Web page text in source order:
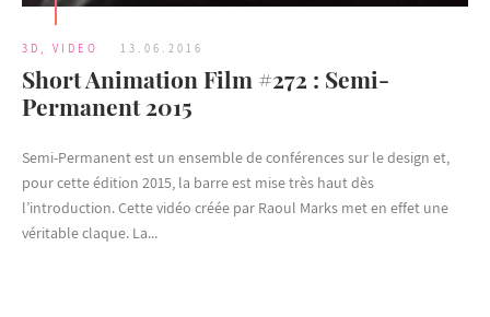
3D , VIDEO 13.06.2016
Short Animation Film #272 : Semi-
Permanent 2015
Semi-Permanent est un ensemble de conférences sur le design et,
pour cette édition 2015, la barre est mise très haut dès
l’introduction. Cette vidéo créée par Raoul Marks met en effet une
véritable claque. La...